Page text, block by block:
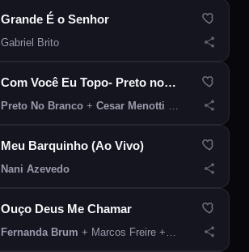
Grande É o Senhor
Gabriel Brito
Com Você Eu Topo- Preto no Branco- feat- Cesar Menotti e Fabiano
Preto No Branco + Cesar Menotti e Fabiano
Meu Barquinho (Ao Vivo)
Nani Azevedo
Ouço Deus Me Chamar
Fernanda Brum + Marcos Freire + Pastora Ludmila Ferber